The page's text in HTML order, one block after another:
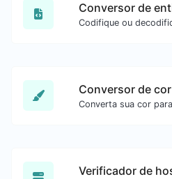
Conversor de cor